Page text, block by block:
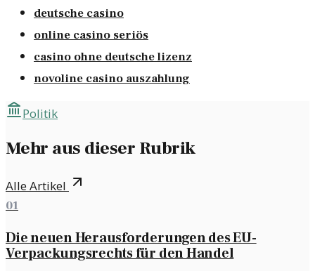
deutsche casino
online casino seriös
casino ohne deutsche lizenz
novoline casino auszahlung
Politik
Mehr aus dieser Rubrik
Alle Artikel
01
Die neuen Herausforderungen des EU-
Verpackungsrechts für den Handel